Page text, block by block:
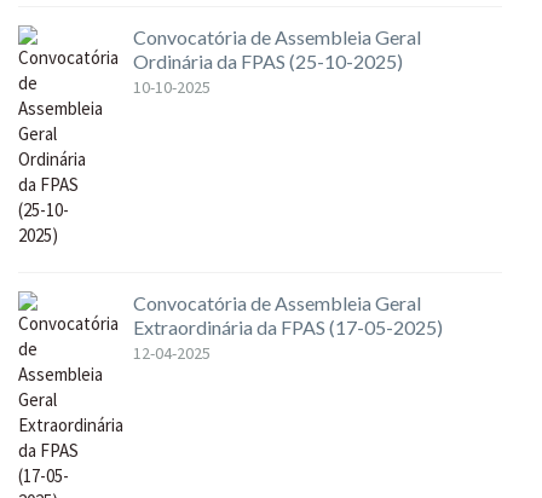
Convocatória de Assembleia Geral
Ordinária da FPAS (25-10-2025)
10-10-2025
Convocatória de Assembleia Geral
Extraordinária da FPAS (17-05-2025)
12-04-2025